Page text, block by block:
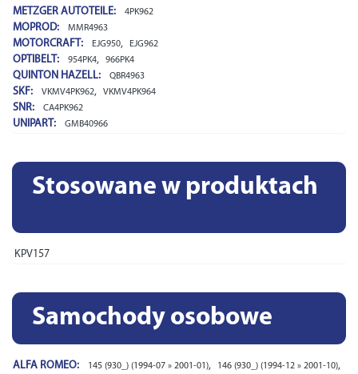
METZGER AUTOTEILE: 4PK962
MOPROD: MMR4963
MOTORCRAFT: EJG950, EJG962
OPTIBELT: 954PK4, 966PK4
QUINTON HAZELL: QBR4963
SKF: VKMV4PK962, VKMV4PK964
SNR: CA4PK962
UNIPART: GMB40966
Stosowane w produktach
KPV157
Samochody osobowe
ALFA ROMEO: 145 (930_) (1994-07 » 2001-01), 146 (930_) (1994-12 » 2001-10),